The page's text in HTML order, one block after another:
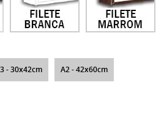
- 30x42cm A2 - 42x60cm